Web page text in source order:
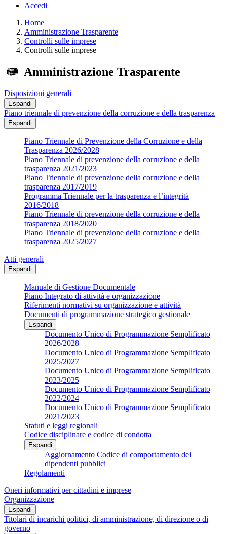
Accedi
Home
Amministrazione Trasparente
Controlli sulle imprese
Controlli sulle imprese
Amministrazione Trasparente
Disposizioni generali
Espandi
Piano triennale di prevenzione della corruzione e della trasparenza
Espandi
Piano Triennale di Prevenzione della Corruzione e della
Trasparenza 2026/2028
Piano Triennale di prevenzione della corruzione e della
trasparenza 2021/2023
Piano Triennale di prevenzione della corruzione e della
trasparenza 2017/2019
Programma Triennale per la trasparenza e l’integrità
2016/2018
Piano Triennale di prevenzione della corruzione e della
trasparenza 2018/2020
Piano Triennale di prevenzione della corruzione e della
trasparenza 2025/2027
Atti generali
Espandi
Manuale di Gestione Documentale
Piano Integrato di attività e organizzazione
Riferimenti normativi su organizzazione e attività
Documenti di programmazione strategico gestionale
Espandi
Documento Unico di Programmazione Semplificato
2026/2028
Documento Unico di Programmazione Semplificato
2025/2027
Documento Unico di Programmazione Semplificato
2023/2025
Documento Unico di Programmazione Semplificato
2022/2024
Documento Unico di Programmazione Semplificato
2021/2023
Statuti e leggi regionali
Codice disciplinare e codice di condotta
Espandi
Aggiornamento Codice di comportamento dei
dipendenti pubblici
Regolamenti
Oneri informativi per cittadini e imprese
Organizzazione
Espandi
Titolari di incarichi politici, di amministrazione, di direzione o di
governo